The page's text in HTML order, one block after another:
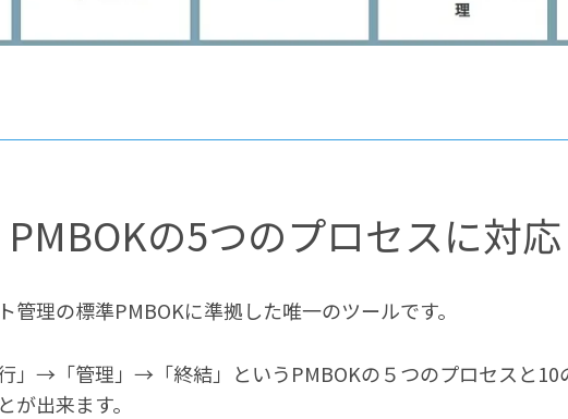
PMBOKの5つのプロセスに対応
管理の標準PMBOKに準拠した唯一のツールです。
」→「管理」→「終結」というPMBOKの５つのプロセスと10
出来ます。